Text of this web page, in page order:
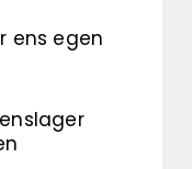
ens egen